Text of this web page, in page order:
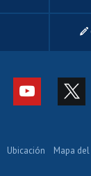
Ubicación Mapa